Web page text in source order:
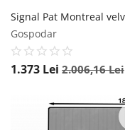
Gospodar
1.373 Lei 2.006,16Lei